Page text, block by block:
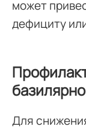
может
дефициту
Для